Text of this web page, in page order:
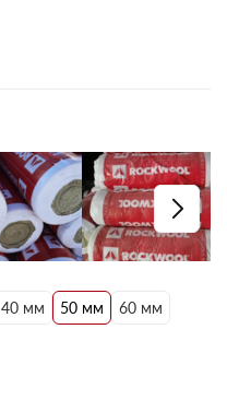
40 мм 50 мм
60 мм